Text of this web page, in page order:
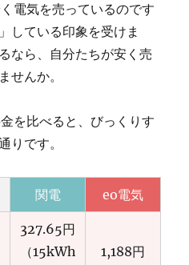
電気を売っているのです
している印象を受けま
なら、自分たちが安く売
せんか。
を比べると、びっくりす
りです。
関電 eo電気
327.65円
（15kWh
1,188円